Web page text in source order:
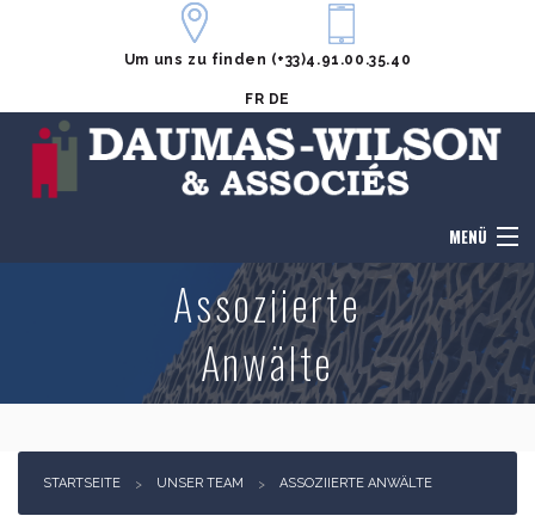
Um uns zu finden (+33)4.91.00.35.40
FR DE
MENÜ
Nachricht senden
Unser Team
Assoziierte
Anwälte
STARTSEITE UNSER TEAM ASSOZIIERTE ANWÄLTE